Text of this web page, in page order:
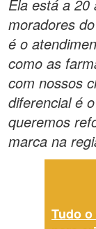
Ela está a 20
moradores
é o
como as
com nossos
diferencial é
queremos
marca na
Tudo